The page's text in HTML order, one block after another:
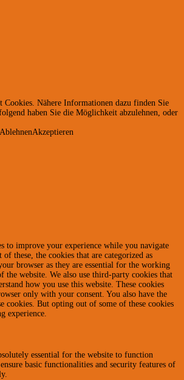
Cookies. Nähere Informationen dazu finden Sie
haben Sie die Möglichkeit abzulehnen, oder
AblehnenAkzeptieren
to improve your experience while you navigate
these, the cookies that are categorized as
browser as they are essential for the working
the website. We also use third-party cookies that
how you use this website. These cookies
only with your consent. You also have the
cookies. But opting out of some of these cookies
experience.
essential for the website to function
basic functionalities and security features of